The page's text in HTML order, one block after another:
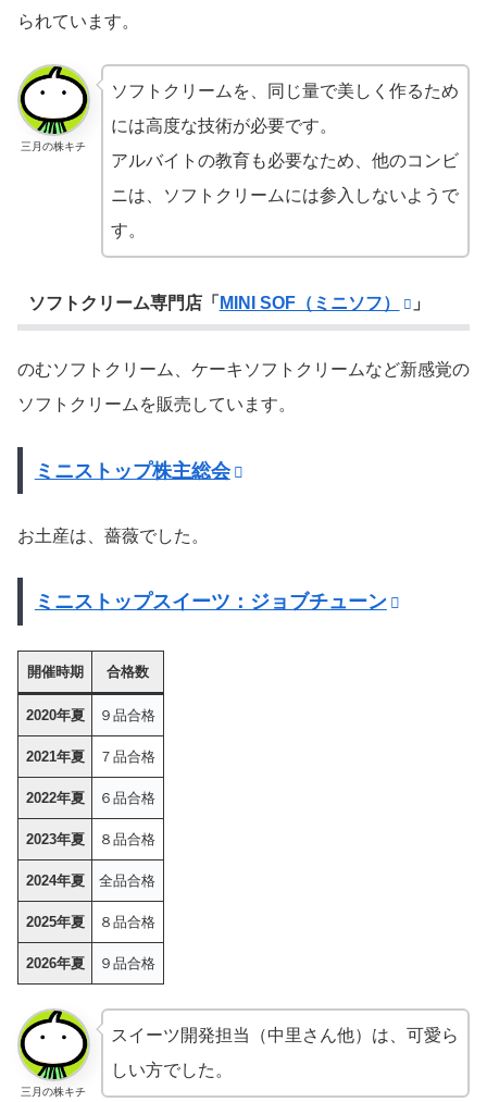
られています。
三月の株キチ
ソフトクリームを、同じ量で美しく作るため
には高度な技術が必要です。
アルバイトの教育も必要なため、他のコンビ
ニは、ソフトクリームには参入しないようで
す。
ソフトクリーム専門店「 MINI SOF（ミニソフ） 」
のむソフトクリーム、ケーキソフトクリームなど新感覚の
ソフトクリームを販売しています。
ミニストップ株主総会
お土産は、薔薇でした。
ミニストップスイーツ：ジョブチューン
開催時期 合格数
2020年夏 ９品合格
2021年夏 ７品合格
2022年夏 ６品合格
2023年夏 ８品合格
2024年夏 全品合格
2025年夏 ８品合格
2026年夏 ９品合格
三月の株キチ
スイーツ開発担当（中里さん他）は、可愛ら
しい方でした。